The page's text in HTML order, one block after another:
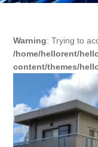
Warning: Trying to
/home/hellorent/
content/themes/